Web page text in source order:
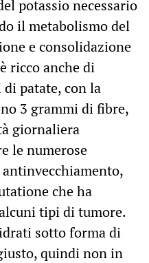
potassio necessario
il metabolismo del
e consolidazione
ricco anche di
patate, con la
3 grammi di fibre,
giornaliera
le numerose
che ha
tipi di tumore.
sotto forma di
quindi non in